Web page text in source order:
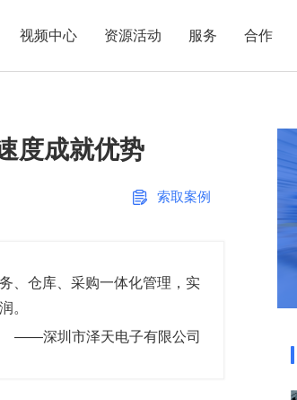
理
理
理
APS排程
配置BOM
智能物流
交期管理
电子制造
视频中心 资源活动
市场活动
电子书中心
服务 合作
正航简介
正航
度成就优势
索取案例
、仓库、采购一体化管理，实
。
——深圳市泽天电子有限公司